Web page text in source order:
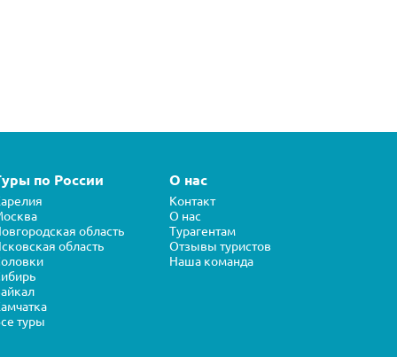
по России
область
область
туры
О нас
Контакт
О нас
Турагентам
Отзывы туристов
Наша команда